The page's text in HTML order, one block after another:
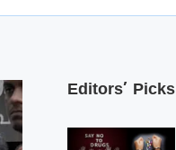
Editors’ Picks